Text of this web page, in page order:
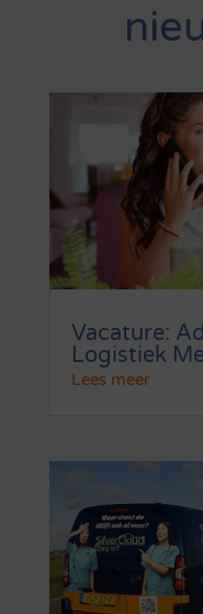
Vacature:
Logistiek
Lees meer